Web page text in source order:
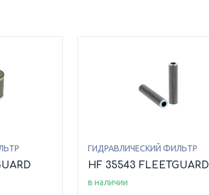
ГИДРАВЛИЧЕСКИЙ ФИЛЬТР
HF 35543 FLEETGUARD
в наличии